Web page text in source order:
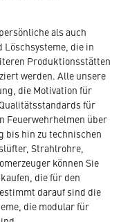
als auch
die in
Produktionsstätten
werden. Alle unsere
die Motivation für
für
Feuerwehrhelmen über
bis hin zu technischen
Strahlrohre,
können Sie
die für den
darauf sind die
die modular für